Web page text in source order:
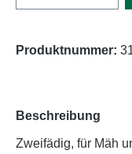
Produktnummer:
Beschreibung
Zweifädig, für Mäh